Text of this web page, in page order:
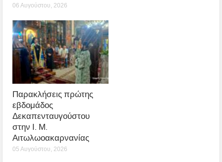
06 Αυγούστου, 2026
Παρακλήσεις πρώτης
εβδομάδος
Δεκαπενταυγούστου
στην Ι. Μ.
Αιτωλωοακαρνανίας
05 Αυγούστου, 2026